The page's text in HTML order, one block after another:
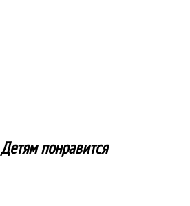
Детям понравится